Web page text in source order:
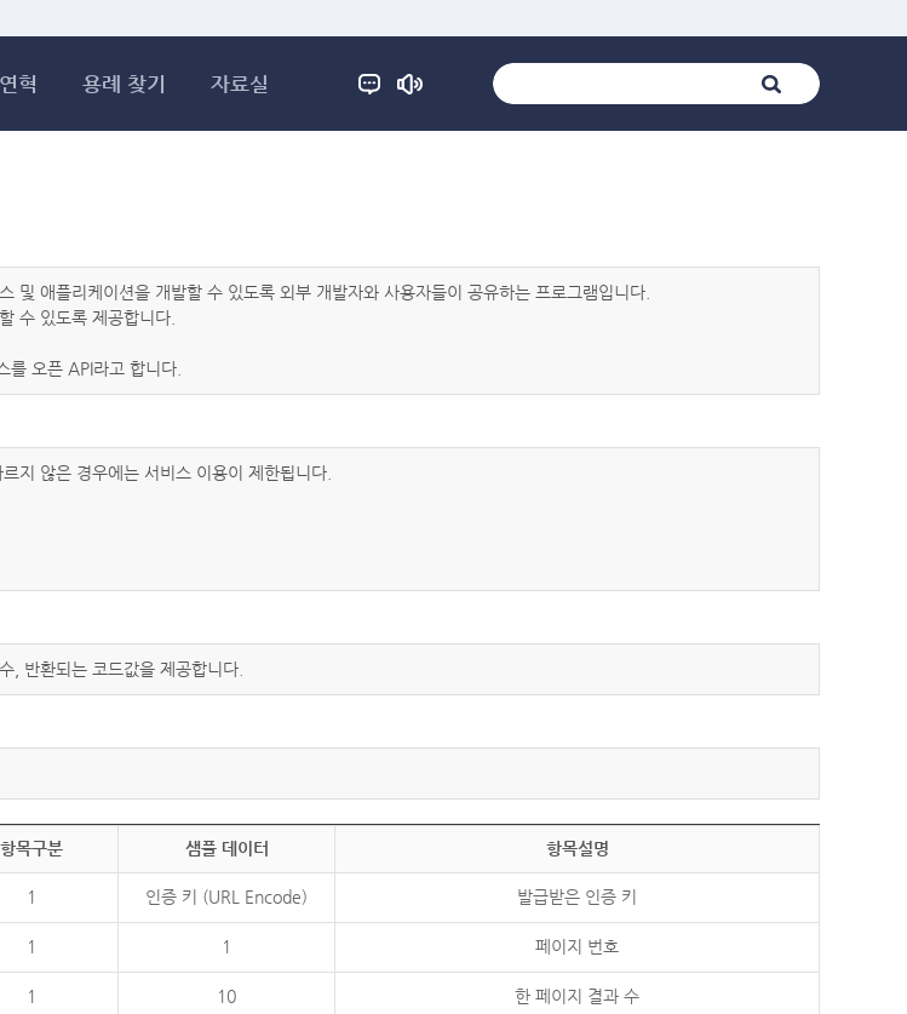
혁 용례 찾기 자료실
애플리케이션을 개발할 수 있도록 외부 개발자와 사용자들이 공유하는 프로그램입니다.
수 있도록 제공합니다.
를 오픈 API라고 합니다.
지 않은 경우에는 서비스 이용이 제한됩니다.
, 반환되는 코드값을 제공합니다.
항목구분 샘플 데이터 항목설명
1 인증 키 (URL Encode) 발급받은 인증 키
1 1 페이지 번호
1 10 한 페이지 결과 수